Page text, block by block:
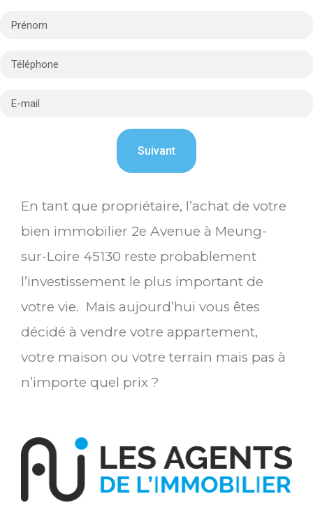
En tant que propriétaire, l’achat de votre
bien immobilier 2e Avenue à Meung-
sur-Loire 45130 reste probablement
l’investissement le plus important de
votre vie. Mais aujourd’hui vous êtes
décidé à vendre votre appartement,
votre maison ou votre terrain mais pas à
n’importe quel prix ?